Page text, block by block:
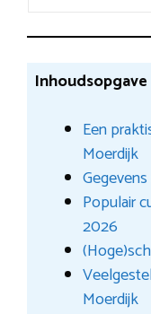
Inhoudsopgave
Een
Moerdijk
Populair
2026
Moerdijk